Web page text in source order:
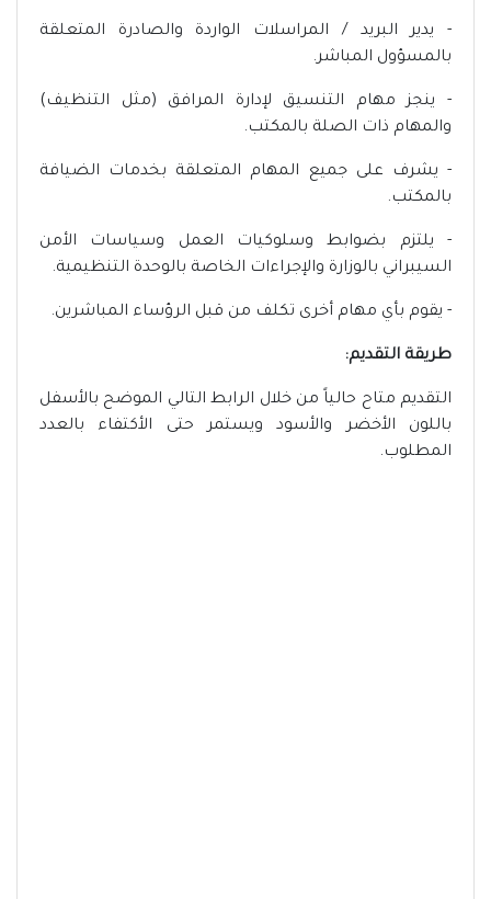
- يدير البريد / المراسلات الواردة والصادرة المتعلقة
بالمسؤول المباشر.
- ينجز مهام التنسيق لإدارة المرافق (مثل التنظيف)
والمهام ذات الصلة بالمكتب.
- يشرف على جميع المهام المتعلقة بخدمات الضيافة
بالمكتب.
- يلتزم بضوابط وسلوكيات العمل وسياسات الأمن
السيبراني بالوزارة والإجراءات الخاصة بالوحدة التنظيمية.
- يقوم بأي مهام أخرى تكلف من قبل الرؤساء المباشرين.
طريقة التقديم:
التقديم متاح حالياً من خلال الرابط التالي الموضح بالأسفل
باللون الأخضر والأسود ويستمر حتى الأكتفاء بالعدد
المطلوب.